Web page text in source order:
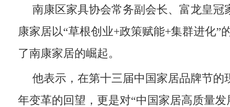
南康区家具协会常务副会长、富龙皇冠
康家居以“草根创业+政策赋能+集群进化”
了南康家居的崛起。
他表示，在第十三届中国家居品牌节的
年变革的回望，更是对“中国家居高质量发